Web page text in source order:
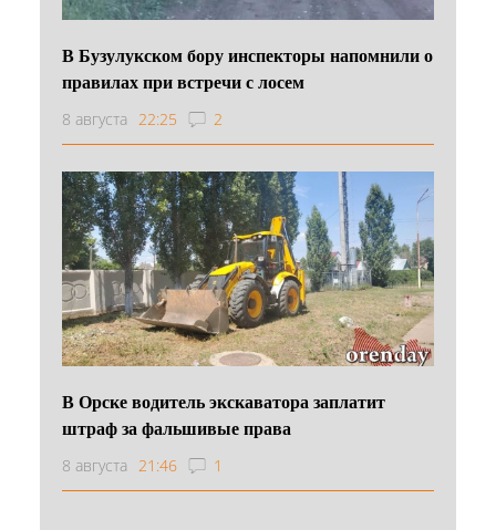
В Бузулукском бору инспекторы напомнили о
правилах при встречи с лосем
8 августа 22:25 2
В Орске водитель экскаватора заплатит
штраф за фальшивые права
8 августа 21:46 1